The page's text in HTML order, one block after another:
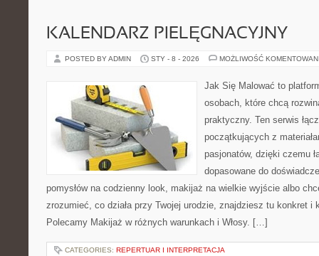
KALENDARZ PIELĘGNACYJNY
POSTED BY ADMIN STY - 8 - 2026 MOŻLIWOŚĆ
Jak Się Malować to
osobach, które chcą
praktyczny. Ten serwis
początkujących z
pasjonatów, dzięki czemu
dopasowane do
pomysłów na codzienny look, makijaż na wielkie wyjście albo
zrozumieć, co działa przy Twojej urodzie, znajdziesz tu konkret i
Polecamy Makijaż w różnych warunkach i Włosy. […]
CATEGORIES: REPERTUAR I INTERPRETACJA